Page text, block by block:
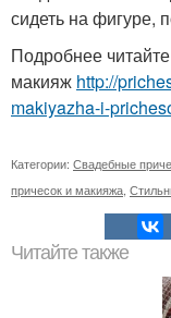
сидеть на фигуре,
Подробнее
макияж http://
makiyazha-i-
Категории: Свадебные
причесок и макияжа
Читайте также